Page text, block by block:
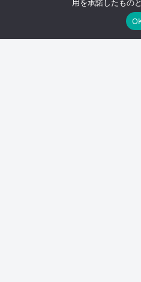
用を承諾したもの